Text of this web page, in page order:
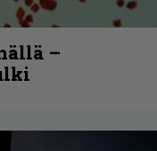
–